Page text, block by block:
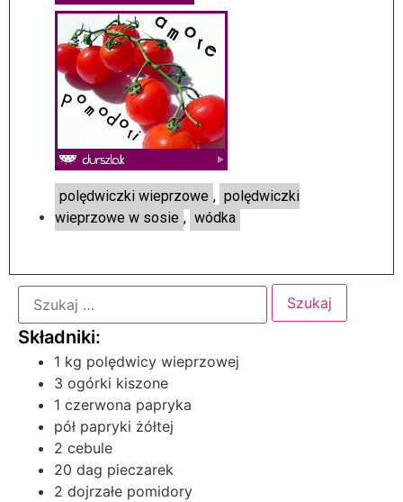
polędwiczki wieprzowe , polędwiczki
wieprzowe w sosie , wódka
1 kg polędwicy wieprzowej
3 ogórki kiszone
1 czerwona papryka
pół papryki żółtej
2 cebule
20 dag pieczarek
2 dojrzałe pomidory